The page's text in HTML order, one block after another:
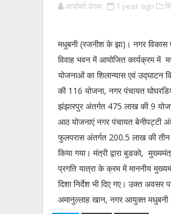
आर्यावर्त डेस्क 1 year ago
मधुबनी (रजनीश के झा)। नगर विकास
विवाह भवन में आयोजित कार्यक्रम में
योजनाओं का शिलान्यास एवं
की 116 योजना, नगर पंचायत
झंझारपुर अंतर्गत 475 लाख की 9
आठ योजनाएं नगर पंचायत बेनीपट्टी
फुलपरास अंतर्गत 200.5 लाख की तीन
किया गया। मंत्री द्वारा बुडको,
प्रगति यात्रा के क्रम में माननीय
दिशा निर्देश भी दिए गए। उक्त
अमानुल्लाह खान, नगर आयुक्त